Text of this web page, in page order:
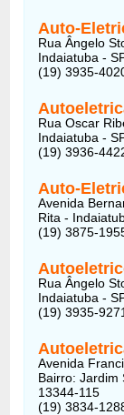
Auto-
Rua Ângelo
Indaiatuba -
(19) 3935-
Rua Oscar
Indaiatuba -
(19) 3936-
Auto-
Avenida
Rita -
(19) 3875-
Rua Ângelo
Indaiatuba -
(19) 3935-9271
Avenida
Bairro: Jardim
13344-115
(19) 3834-